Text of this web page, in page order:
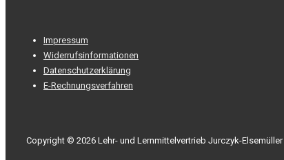
Footer-
Menü
Impressum
Widerrufsinformationen
Datenschutzerklärung
E-Rechnungsverfahren
Copyright © 2026 Lehr- und Lernmittelvertrieb Jurczyk-Elsemüller